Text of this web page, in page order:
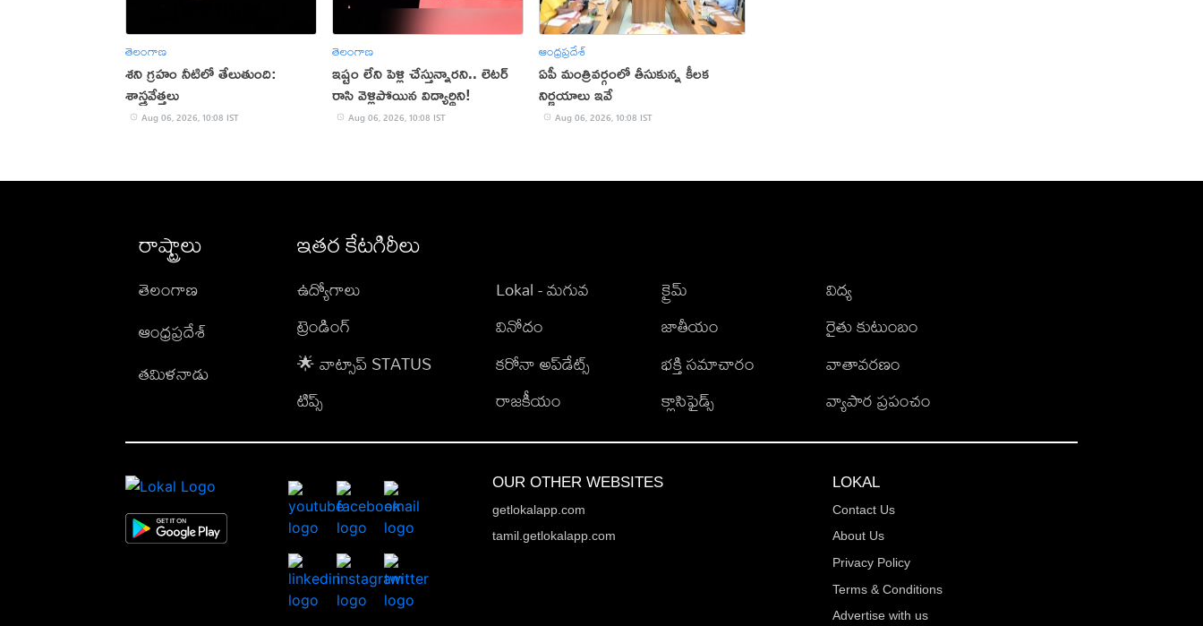
తెలంగాణ
శని గ్రహం నీటిలో తేలుతుంది:
శాస్త్రవేత్తలు
Aug 06, 2026, 10:08 IST
తెలంగాణ
ఇష్టం లేని పెళ్లి చేస్తున్నారని.. లెటర్
రాసి వెళ్లిపోయిన విద్యార్థిని!
Aug 06, 2026, 10:08 IST
ఆంధ్రప్రదేశ్
ఏపీ మంత్రివర్గంలో తీసుకున్న కీలక
నిర్ణయాలు ఇవే
Aug 06, 2026, 10:08 IST
రాష్ట్రాలు
తెలంగాణ
ఆంధ్రప్రదేశ్
తమిళనాడు
ఇతర కేటగిరీలు
ఉద్యోగాలు
ట్రెండింగ్
🌟 వాట్సాప్ STATUS
టిప్స్
Lokal - మగువ
వినోదం
కరోనా అప్‌డేట్స్
రాజకీయం
క్రైమ్
జాతీయం
భక్తి సమాచారం
క్లాసిఫైడ్స్
విద్య
రైతు కుటుంబం
వాతావరణం
వ్యాపార ప్రపంచం
OUR OTHER WEBSITES
getlokalapp.com
tamil.getlokalapp.com
LOKAL
Contact Us
About Us
Privacy Policy
Terms & Conditions
Advertise with us